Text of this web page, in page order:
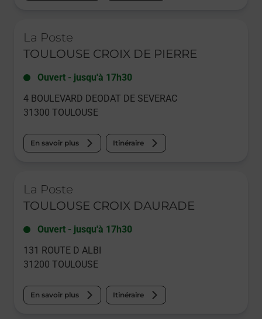
La Poste
TOULOUSE CROIX DE PIERRE
Ouvert - jusqu'à 17h30
4 BOULEVARD DEODAT DE SEVERAC
31300 TOULOUSE
En savoir plus Itinéraire
La Poste
TOULOUSE CROIX DAURADE
Ouvert - jusqu'à 17h30
131 ROUTE D ALBI
31200 TOULOUSE
En savoir plus Itinéraire